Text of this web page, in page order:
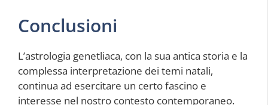
Conclusioni
L’astrologia genetliaca, con la sua antica storia e la
complessa interpretazione dei temi natali,
continua ad esercitare un certo fascino e
interesse nel nostro contesto contemporaneo.